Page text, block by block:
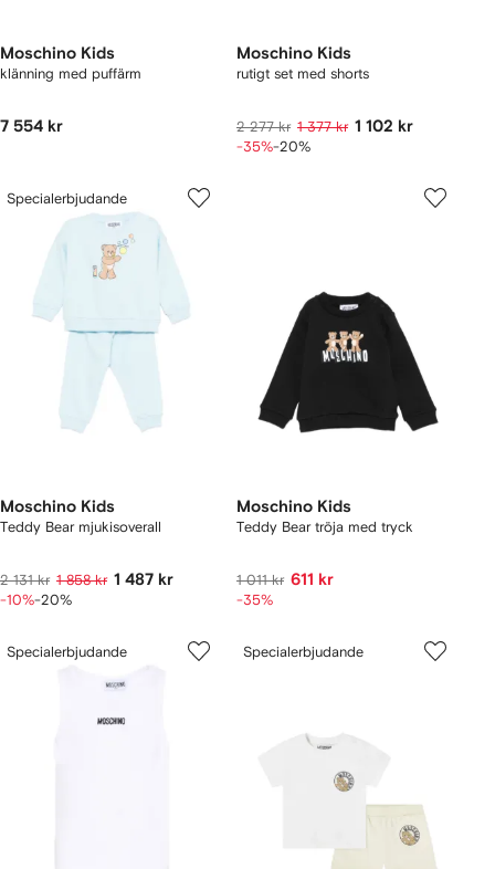
Moschino Kids
klänning med puffärm
7 554 kr
Moschino Kids
rutigt set med shorts
2 277 kr 1 377 kr 1 102 kr
-35%-20%
Specialerbjudande
Moschino Kids
Teddy Bear mjukisoverall
2 131 kr 1 858 kr 1 487 kr
-10%-20%
Moschino Kids
Teddy Bear tröja med tryck
1 011 kr 611 kr
-35%
Specialerbjudande Specialerbjudande